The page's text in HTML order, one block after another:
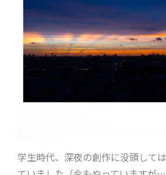
学生時代、深夜の創作に没頭して